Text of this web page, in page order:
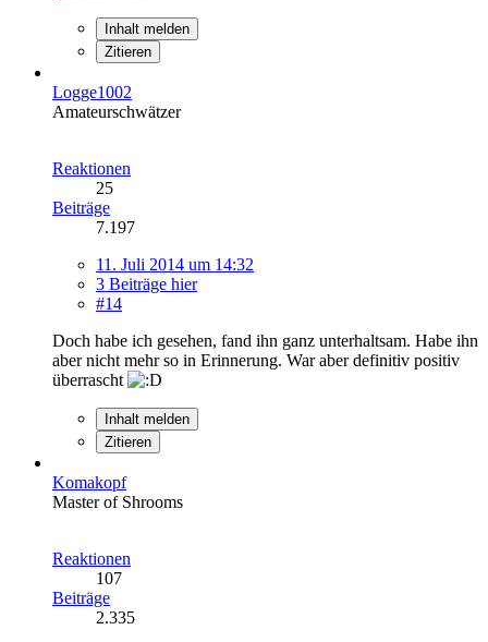
Inhalt melden
Zitieren
Logge1002
Amateurschwätzer
Reaktionen
25
Beiträge
7.197
11. Juli 2014 um 14:32
3 Beiträge hier
#14
Doch habe ich gesehen, fand ihn ganz unterhaltsam. Habe ihn
aber nicht mehr so in Erinnerung. War aber definitiv positiv
überrascht
Inhalt melden
Zitieren
Komakopf
Master of Shrooms
Reaktionen
107
Beiträge
2.335